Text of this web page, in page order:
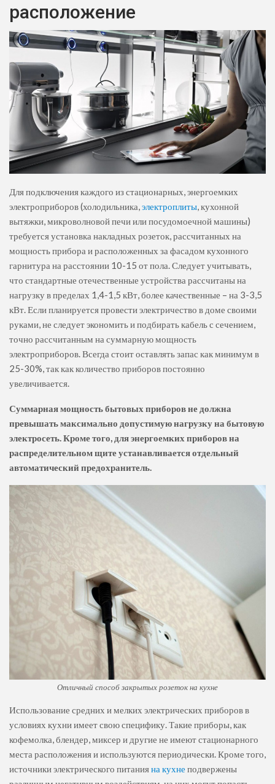
расположение
Для подключения каждого из стационарных, энергоемких
электроприборов (холодильника,электроплиты, кухонной
вытяжки, микроволновой печи или посудомоечной машины)
требуется установка накладных розеток, рассчитанных на
мощность прибора и расположенных за фасадом кухонного
гарнитура на расстоянии 10-15 от пола. Следует учитывать,
что стандартные отечественные устройства рассчитаны на
нагрузку в пределах 1,4-1,5 кВт, более качественные – на 3-3,5
кВт. Если планируется провести электричество в доме своими
руками, не следует экономить и подбирать кабель с сечением,
точно рассчитанным на суммарную мощность
электроприборов. Всегда стоит оставлять запас как минимум в
25-30%, так как количество приборов постоянно
увеличивается.
Суммарная мощность бытовых приборов не должна
превышать максимально допустимую нагрузку на бытовую
электросеть. Кроме того, для энергоемких приборов на
распределительном щите устанавливается отдельный
автоматический предохранитель.
Отличный способ закрытых розеток на кухне
Использование средних и мелких электрических приборов в
условиях кухни имеет свою специфику. Такие приборы, как
кофемолка, блендер, миксер и другие не имеют стационарного
места расположения и используются периодически. Кроме того,
источники электрического питанияна кухне подвержены